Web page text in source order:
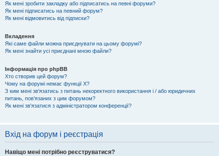
Як мені зробити закладку або підписатись на певні форуми?
Як мені підписатись на певний форум?
Як мені відмовитись від підписки?
Вкладення
Які саме файли можна приєднувати на цьому форумі?
Як мені знайти усі приєднані мною файли?
Інформація про phpBB
Хто створив цей форум?
Чому на форумі немає функції X?
З ким мені зв'язатись з питань некоректного використання і / або юридичних
питань, пов'язаних з цим форумом?
Як мені зв'язатися з адміністратором конференції?
Вхід на форум і реєстрація
Навіщо мені потрібно реєструватися?